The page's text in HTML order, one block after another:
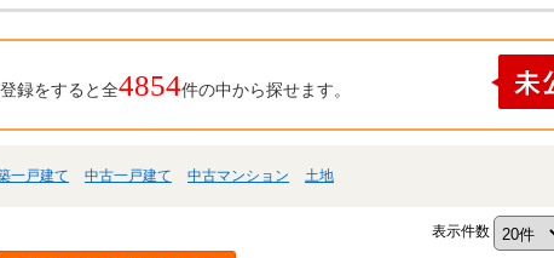
録をすると全4854件の中から探せます。
一戸建て 中古一戸建て 中古マンション 土地
表示件数